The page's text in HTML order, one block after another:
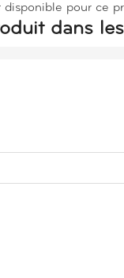
disponible pour ce
dans